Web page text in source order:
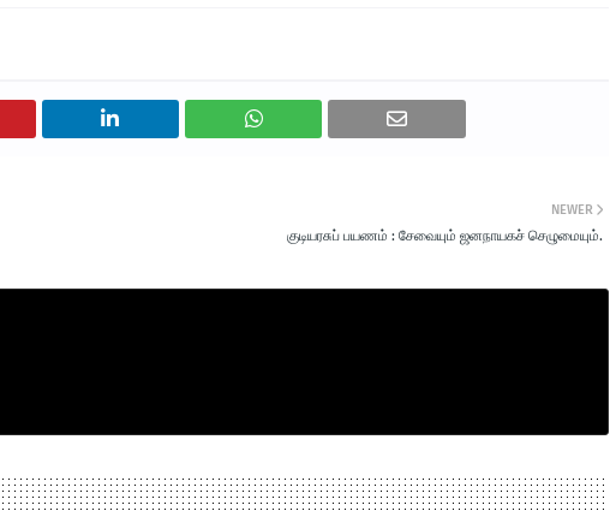
NEWER
குடியரசுப் பயணம் : சேவையும் ஜனநாயகச் செழுமையும்.